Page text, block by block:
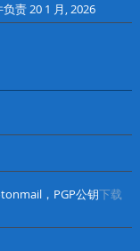
负责20 1 月, 2026
，PGP公钥下载